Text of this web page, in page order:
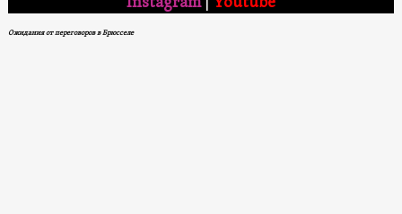
Ожидания от переговоров в Брюсселе